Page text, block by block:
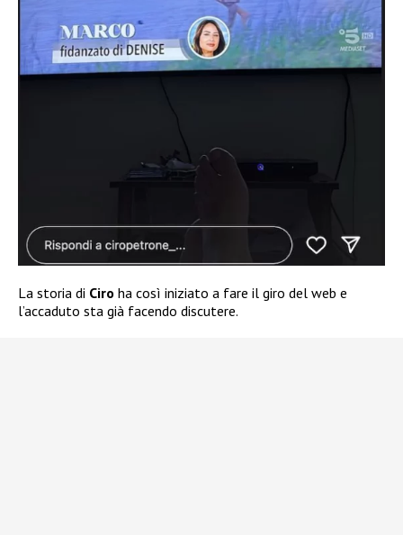
La storia di Ciro ha così iniziato a fare il giro del web e
l’accaduto sta già facendo discutere.